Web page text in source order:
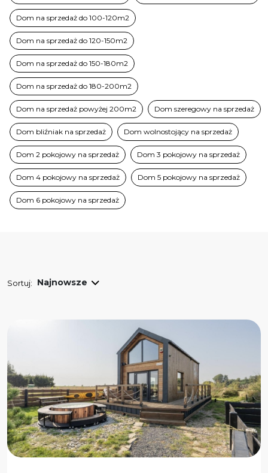
Dom na sprzedaż do 100-120m2
Dom na sprzedaż do 120-150m2
Dom na sprzedaż do 150-180m2
Dom na sprzedaż do 180-200m2
Dom na sprzedaż powyżej 200m2 Dom szeregowy na sprzedaż
Dom bliźniak na sprzedaż Dom wolnostojący na sprzedaż
Dom 2 pokojowy na sprzedaż Dom 3 pokojowy na sprzedaż
Dom 4 pokojowy na sprzedaż Dom 5 pokojowy na sprzedaż
Dom 6 pokojowy na sprzedaż
Sortuj: